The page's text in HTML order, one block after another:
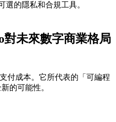
選的隱私和合規工具。
對未來數字商業格局
付成本。它所代表的「可編程
的可能性。